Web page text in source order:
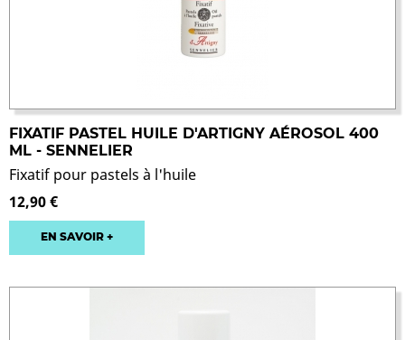
FIXATIF PASTEL HUILE D'ARTIGNY AÉROSOL 400
ML - SENNELIER
Fixatif pour pastels à l'huile
12,90 €
EN SAVOIR +